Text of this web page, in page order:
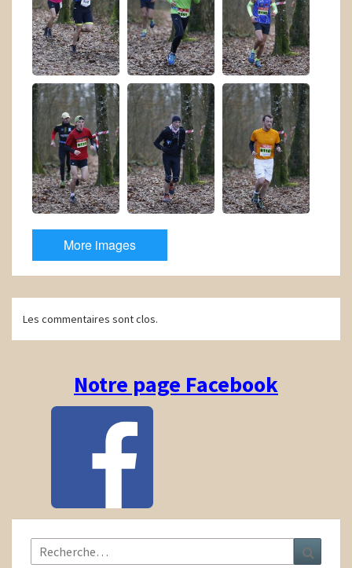
More images
Navigation
d'article
Les commentaires sont clos.
Notre page Facebook
Rechercher :